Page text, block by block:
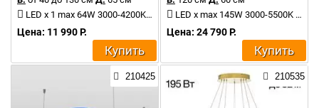
LED x 1 max 64W 3000-4200K 5100Lm
Цена: 11 990 Р.
Купить
LED x max 145W 3000-5500K 7500Lm
Цена: 24 790 Р.
Купить
210425 210535